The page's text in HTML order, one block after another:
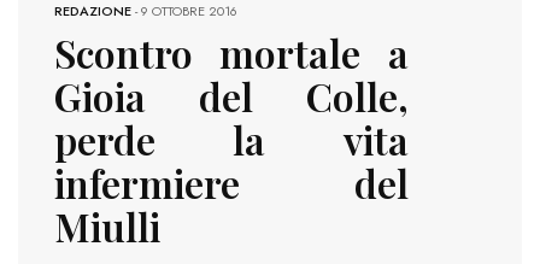
REDAZIONE-9 OTTOBRE 2016
Scontro mortale a
Gioia del Colle,
perde la vita
infermiere del
Miulli